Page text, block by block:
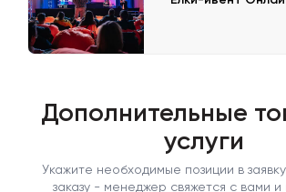
Дополнительные
услуги
Укажите необходимые позиции в
заказу - менеджер свяжется с вами и